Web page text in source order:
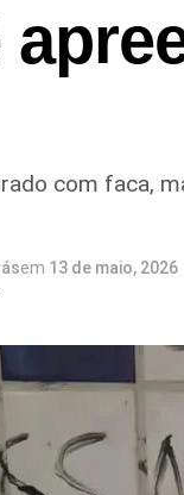
com faca,
em 13 de maio, 2026